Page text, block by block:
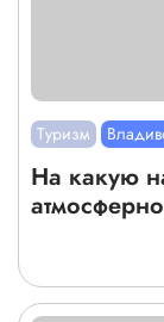
Туризм
На какую